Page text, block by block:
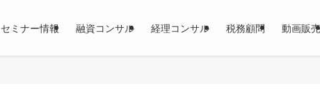
セミナー情報 融資コンサル 経理コンサル 税務顧問 動画販売